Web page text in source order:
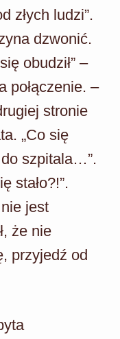
złych ludzi”.
dzwonić.
obudził” –
połączenie. –
stronie
„Co się
do szpitala…”.
stało?!”.
jest
że nie
przyjedź od